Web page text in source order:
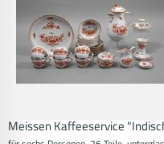
Meissen Kaffeeservice